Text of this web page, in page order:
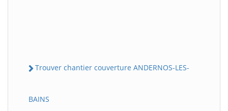
Trouver chantier couverture ANDERNOS-LES-
BAINS